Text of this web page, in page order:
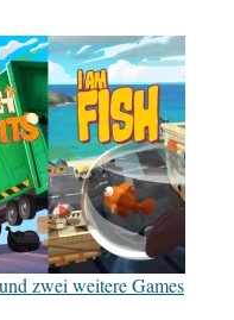
zwei weitere Games